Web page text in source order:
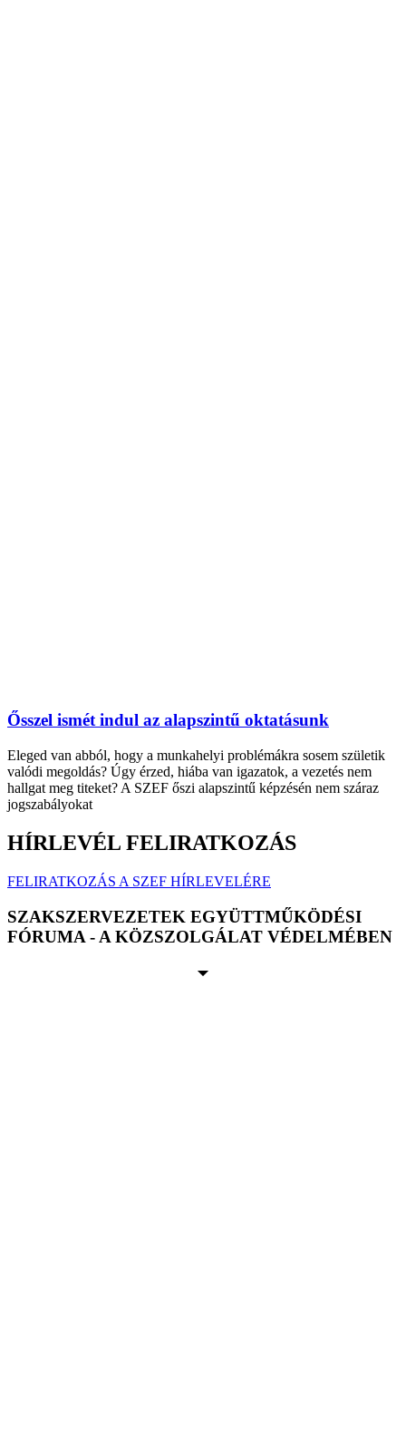
Ősszel ismét indul az alapszintű oktatásunk
Eleged van abból, hogy a munkahelyi problémákra sosem születik
valódi megoldás? Úgy érzed, hiába van igazatok, a vezetés nem
hallgat meg titeket? A SZEF őszi alapszintű képzésén nem száraz
jogszabályokat
HÍRLEVÉL FELIRATKOZÁS
FELIRATKOZÁS A SZEF HÍRLEVELÉRE
SZAKSZERVEZETEK EGYÜTTMŰKÖDÉSI
FÓRUMA - A KÖZSZOLGÁLAT VÉDELMÉBEN